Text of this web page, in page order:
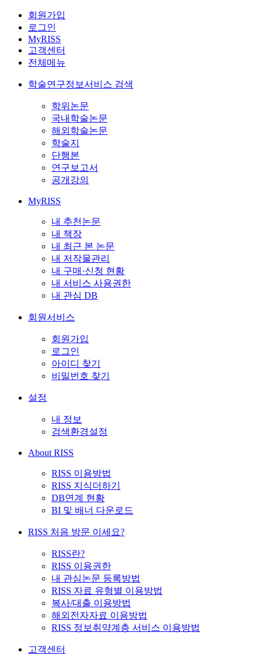
회원가입
로그인
MyRISS
고객센터
전체메뉴
학술연구정보서비스 검색
학위논문
국내학술논문
해외학술논문
학술지
단행본
연구보고서
공개강의
MyRISS
내 추천논문
내 책장
내 최근 본 논문
내 저작물관리
내 구매·신청 현황
내 서비스 사용권한
내 관심 DB
회원서비스
회원가입
로그인
아이디 찾기
비밀번호 찾기
설정
내 정보
검색환경설정
About RISS
RISS 이용방법
RISS 지식더하기
DB연계 현황
BI 및 배너 다운로드
RISS 처음 방문 이세요?
RISS란?
RISS 이용권한
내 관심논문 등록방법
RISS 자료 유형별 이용방법
복사/대출 이용방법
해외전자자료 이용방법
RISS 정보취약계층 서비스 이용방법
고객센터